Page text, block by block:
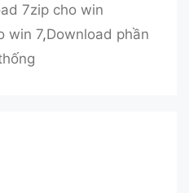
7zip cho win
win 7,Download phần